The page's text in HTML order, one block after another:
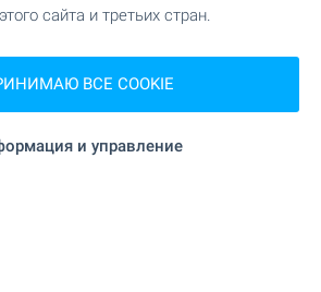
сайта и третьих стран.
ВСЕ COOKIE
и управление